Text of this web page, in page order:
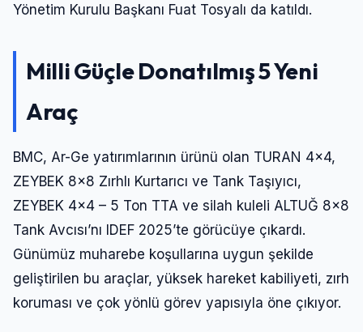
Yönetim Kurulu Başkanı Fuat Tosyalı da katıldı.
Milli Güçle Donatılmış 5 Yeni
Araç
BMC, Ar-Ge yatırımlarının ürünü olan TURAN 4×4,
ZEYBEK 8×8 Zırhlı Kurtarıcı ve Tank Taşıyıcı,
ZEYBEK 4×4 – 5 Ton TTA ve silah kuleli ALTUĞ 8×8
Tank Avcısı’nı IDEF 2025’te görücüye çıkardı.
Günümüz muharebe koşullarına uygun şekilde
geliştirilen bu araçlar, yüksek hareket kabiliyeti, zırh
koruması ve çok yönlü görev yapısıyla öne çıkıyor.